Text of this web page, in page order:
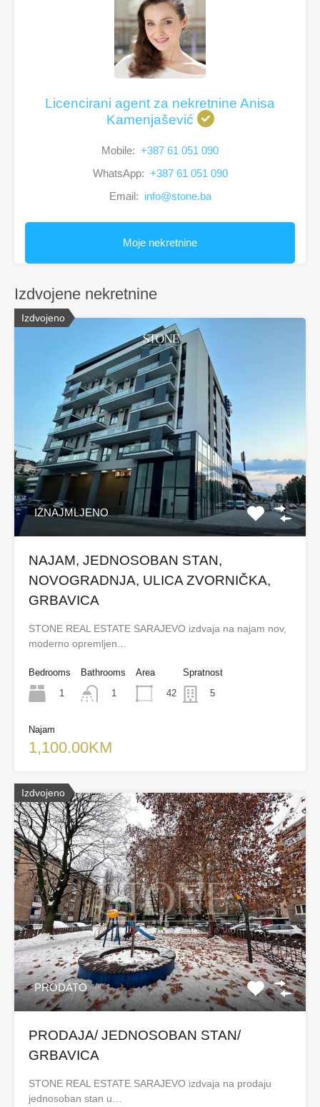
Licencirani agent za nekretnine Anisa
Kamenjašević
Mobile: +387 61 051 090
WhatsApp: +387 61 051 090
Email: info@stone.ba
Moje nekretnine
Izdvojene nekretnine
Izdvojeno
IZNAJMLJENO
NAJAM, JEDNOSOBAN STAN,
NOVOGRADNJA, ULICA ZVORNIČKA,
GRBAVICA
STONE REAL ESTATE SARAJEVO izdvaja na najam nov,
moderno opremljen…
Bedrooms
1
Bathrooms
1
Area
42
Spratnost
5
Najam
1,100.00KM
Izdvojeno
PRODATO
PRODAJA/ JEDNOSOBAN STAN/
GRBAVICA
STONE REAL ESTATE SARAJEVO izdvaja na prodaju
jednosoban stan u…